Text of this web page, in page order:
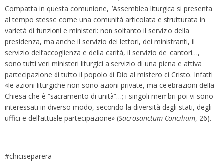
Compatta in questa comunione, l’Assemblea liturgica si presenta
al tempo stesso come una comunità articolata e strutturata in
varietà di funzioni e ministeri: non soltanto il servizio della
presidenza, ma anche il servizio dei lettori, dei ministranti, il
servizio dell’accoglienza e della carità, il servizio dei cantori…,
sono tutti veri ministeri liturgici a servizio di una piena e attiva
partecipazione di tutto il popolo di Dio al mistero di Cristo. Infatti
«le azioni liturgiche non sono azioni private, ma celebrazioni della
Chiesa che è “sacramento di unità”…; i singoli membri poi vi sono
interessati in diverso modo, secondo la diversità degli stati, degli
uffici e dell’attuale partecipazione» (Sacrosanctum Concilium, 26).
#chiciseparera